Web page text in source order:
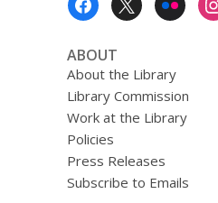
ABOUT
About the Library
Library Commission
Work at the Library
Policies
Press Releases
Subscribe to Emails